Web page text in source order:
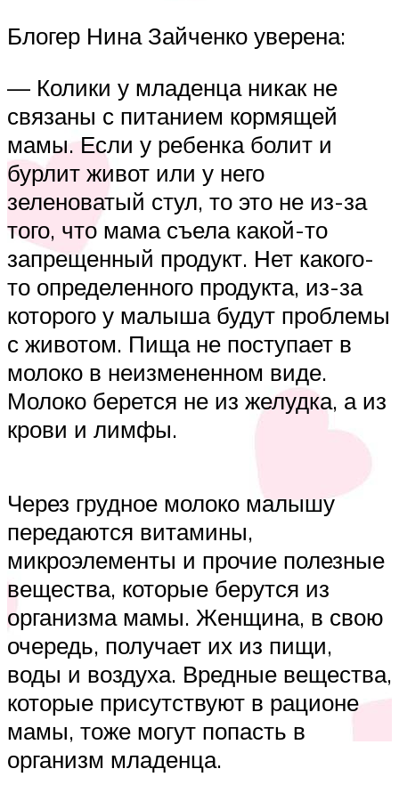
Блогер Нина Зайченко уверена:
— Колики у младенца никак не
связаны с питанием кормящей
мамы. Если у ребенка болит и
бурлит живот или у него
зеленоватый стул, то это не из-за
того, что мама съела какой-то
запрещенный продукт. Нет какого-
то определенного продукта, из-за
которого у малыша будут проблемы
с животом. Пища не поступает в
молоко в неизмененном виде.
Молоко берется не из желудка, а из
крови и лимфы.
Через грудное молоко малышу
передаются витамины,
микроэлементы и прочие полезные
вещества, которые берутся из
организма мамы. Женщина, в свою
очередь, получает их из пищи,
воды и воздуха. Вредные вещества,
которые присутствуют в рационе
мамы, тоже могут попасть в
организм младенца.